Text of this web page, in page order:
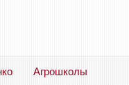
Агрошколы